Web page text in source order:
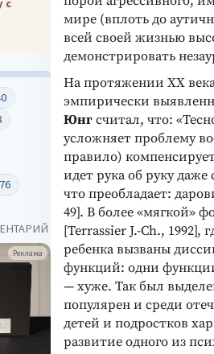
мире (вплоть до
всей своей жизнью
демонстрировать
На протяжении XX
эмпирически
Юнгсчитал, что:
усложняет проблему
правило)
идет рука об руку
что преобладает:
49]. В более «мягкой»
[Terrassier J.-Ch., 1992],
ребенка вызваны
функций: одни
— хуже. Так был
популярен и среди
детей и подростков
развитие одного из
с
Реклама